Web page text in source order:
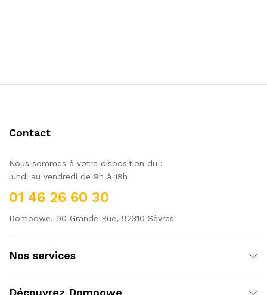
Contact
Nous sommes à votre disposition du :
lundi au vendredi de 9h à 18h
01 46 26 60 30
Domoowe, 90 Grande Rue, 92310 Sèvres
Nos services
Découvrez Domoowe